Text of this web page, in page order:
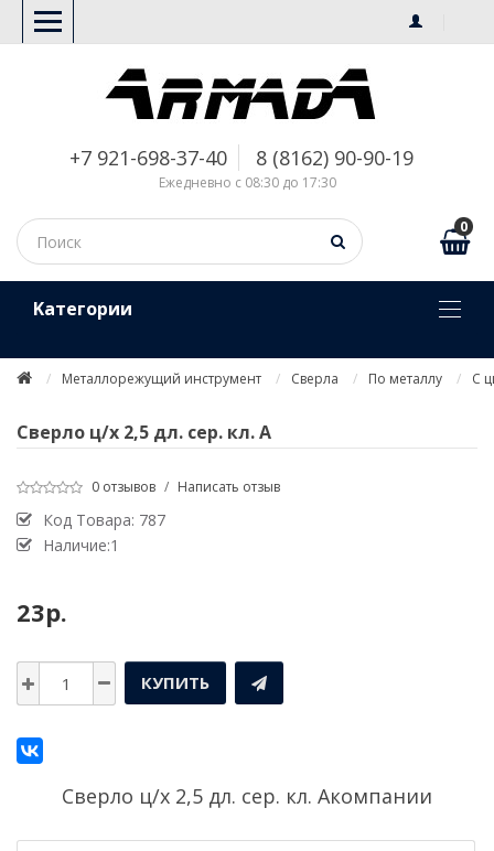
+7 921-698-37-40 8 (8162) 90-90-19
Ежедневно с 08:30 до 17:30
0
Kатегории
Металлорежущий инструмент Сверла По металлу С
Сверло ц/х 2,5 дл. сер. кл. А
0 отзывов / Написать отзыв
Код Товара: 787
Наличие:1
23р.
КУПИТЬ
Сверло ц/х 2,5 дл. сер. кл. Акомпании